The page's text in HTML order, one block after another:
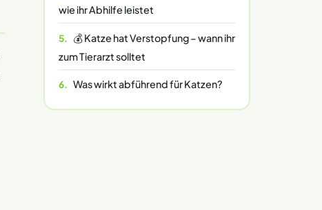
wie ihr Abhilfe leistet
💰 Katze hat Verstopfung – wann ihr
zum Tierarzt solltet
Was wirkt abführend für Katzen?